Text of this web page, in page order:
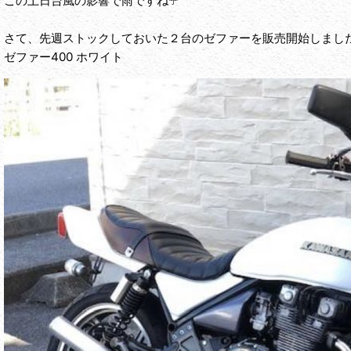
さて、先週ストックしておいた２台のゼファーを販売開始しまし
ゼファー400 ホワイト